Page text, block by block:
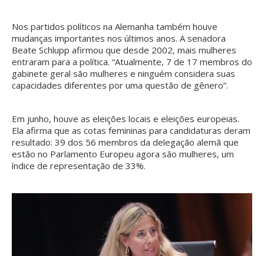
Nos partidos políticos na Alemanha também houve
mudanças importantes nos últimos anos. A senadora
Beate Schlupp afirmou que desde 2002, mais mulheres
entraram para a política. “Atualmente, 7 de 17 membros do
gabinete geral são mulheres e ninguém considera suas
capacidades diferentes por uma questão de gênero”.
Em junho, houve as eleições locais e eleições europeias.
Ela afirma que as cotas femininas para candidaturas deram
resultado: 39 dos 56 membros da delegação alemã que
estão no Parlamento Europeu agora são mulheres, um
índice de representação de 33%.